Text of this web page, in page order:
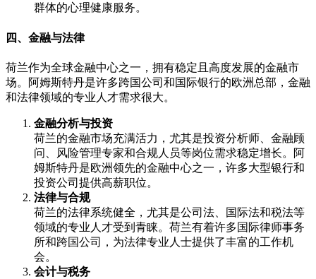
群体的心理健康服务。
四、金融与法律
荷兰作为全球金融中心之一，拥有稳定且高度发展的金融市
场。阿姆斯特丹是许多跨国公司和国际银行的欧洲总部，金融
和法律领域的专业人才需求很大。
金融分析与投资
荷兰的金融市场充满活力，尤其是投资分析师、金融顾
问、风险管理专家和合规人员等岗位需求稳定增长。阿
姆斯特丹是欧洲领先的金融中心之一，许多大型银行和
投资公司提供高薪职位。
法律与合规
荷兰的法律系统健全，尤其是公司法、国际法和税法等
领域的专业人才受到青睐。荷兰有着许多国际律师事务
所和跨国公司，为法律专业人士提供了丰富的工作机
会。
会计与税务